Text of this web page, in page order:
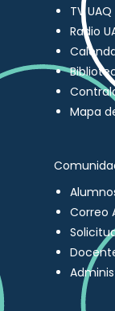
TV UAQ
Radio
Mapa
Correo